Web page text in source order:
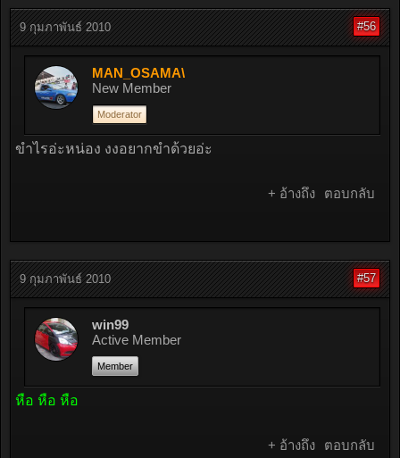
9 กุมภาพันธ์ 2010 #56
MAN_OSAMA\
New Member
Moderator
ขำไรอ่ะหน่อง งงอยากขำด้วยอ่ะ
+ อ้างถึง ตอบกลับ
9 กุมภาพันธ์ 2010 #57
win99
Active Member
Member
หือ หือ หือ
+ อ้างถึง ตอบกลับ